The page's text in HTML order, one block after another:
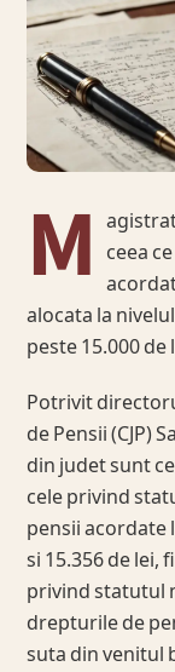
M
ceea
alocata la
peste 15.000 de
Potrivit
de Pensii (CJP)
din judet sunt
cele privind
pensii acordate
si 15.356 de lei,
privind statutul
drepturile de
suta din venitul